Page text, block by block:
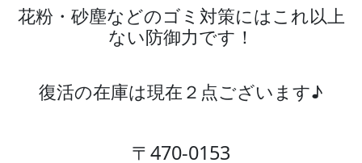
花粉・砂塵などのゴミ対策にはこれ以上
ない防御力です！
復活の在庫は現在２点ございます♪
〒470-0153